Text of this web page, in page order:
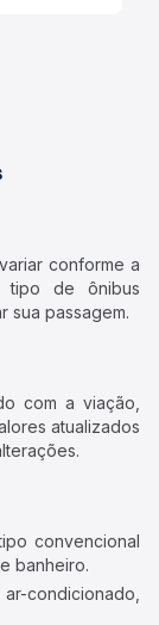
conforme a
tipo de ônibus
sua passagem.
com a viação,
atualizados
convencional
banheiro.
condicionado,